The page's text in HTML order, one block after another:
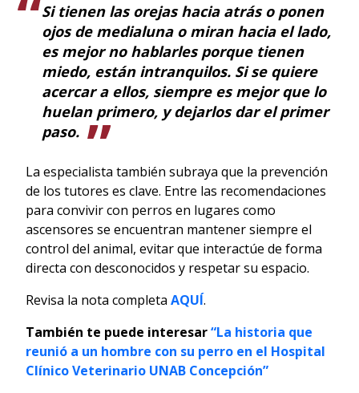
Si tienen las orejas hacia atrás o ponen
ojos de medialuna o miran hacia el lado,
es mejor no hablarles porque tienen
miedo, están intranquilos. Si se quiere
acercar a ellos, siempre es mejor que lo
huelan primero, y dejarlos dar el primer
paso.
La especialista también subraya que la prevención
de los tutores es clave. Entre las recomendaciones
para convivir con perros en lugares como
ascensores se encuentran mantener siempre el
control del animal, evitar que interactúe de forma
directa con desconocidos y respetar su espacio.
Revisa la nota completa AQUÍ.
También te puede interesar“La historia que
reunió a un hombre con su perro en el Hospital
Clínico Veterinario UNAB Concepción”